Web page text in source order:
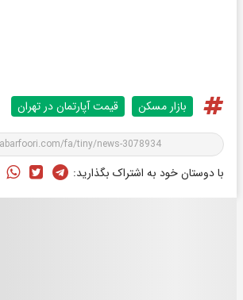
بازار مسکن قیمت آپارتمان در تهران
با دوستان خود به اشتراک بگذارید: